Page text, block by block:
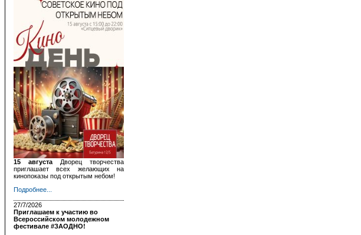
15 августа
Дворец творчества
приглашает всех желающих на
кинопоказы под открытым небом!
Подробнее...
27/7/2026
Приглашаем к участию во
Всероссийском молодежном
фестивале #ЗАОДНО!